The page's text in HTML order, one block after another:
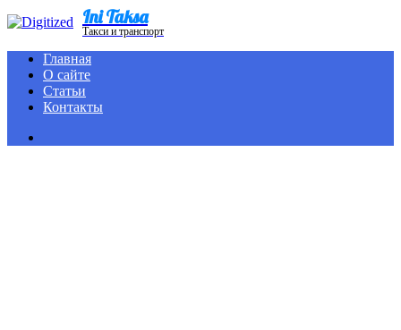
Menu Ini Taksa
Такси и транспорт
Главная
О сайте
Статьи
Контакты